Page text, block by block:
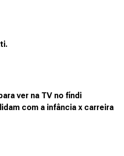
ver na TV no fíndi
com a infância x carreira